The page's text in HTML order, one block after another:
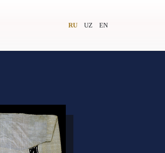
RU UZ EN